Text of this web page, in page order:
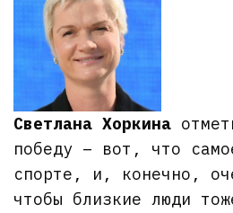
Светлана Хоркина
победу – вот, что
спорте, и, конечно,
чтобы близкие люди